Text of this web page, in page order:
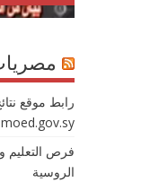
رابط موقع
moed.gov.sy
فرص التعليم
الروسية